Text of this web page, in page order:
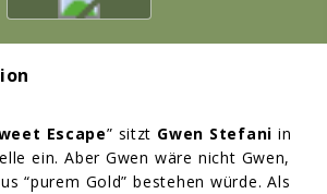
Escape” sitzt Gwen Stefani in
ein. Aber Gwen wäre nicht Gwen,
“purem Gold” bestehen würde. Als